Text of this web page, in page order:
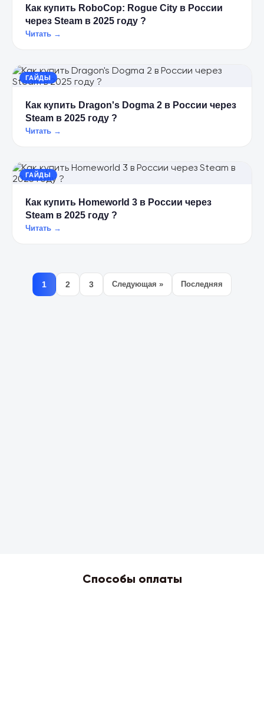
Как купить RoboCop: Rogue City в России
через Steam в 2025 году ?
Читать →
ГАЙДЫ
Как купить Dragon's Dogma 2 в России через
Steam в 2025 году ?
Читать →
ГАЙДЫ
Как купить Homeworld 3 в России через
Steam в 2025 году ?
Читать →
1 2 3 Следующая » Последняя
Способы оплаты